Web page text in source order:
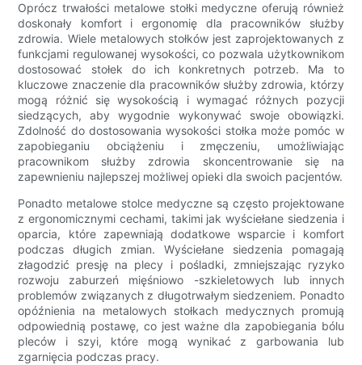
Oprócz trwałości metalowe stołki medyczne oferują również
doskonały komfort i ergonomię dla pracowników służby
zdrowia. Wiele metalowych stołków jest zaprojektowanych z
funkcjami regulowanej wysokości, co pozwala użytkownikom
dostosować stołek do ich konkretnych potrzeb. Ma to
kluczowe znaczenie dla pracowników służby zdrowia, którzy
mogą różnić się wysokością i wymagać różnych pozycji
siedzących, aby wygodnie wykonywać swoje obowiązki.
Zdolność do dostosowania wysokości stołka może pomóc w
zapobieganiu obciążeniu i zmęczeniu, umożliwiając
pracownikom służby zdrowia skoncentrowanie się na
zapewnieniu najlepszej możliwej opieki dla swoich pacjentów.
Ponadto metalowe stolce medyczne są często projektowane
z ergonomicznymi cechami, takimi jak wyściełane siedzenia i
oparcia, które zapewniają dodatkowe wsparcie i komfort
podczas długich zmian. Wyściełane siedzenia pomagają
złagodzić presję na plecy i pośladki, zmniejszając ryzyko
rozwoju zaburzeń mięśniowo -szkieletowych lub innych
problemów związanych z długotrwałym siedzeniem. Ponadto
opóźnienia na metalowych stołkach medycznych promują
odpowiednią postawę, co jest ważne dla zapobiegania bólu
pleców i szyi, które mogą wynikać z garbowania lub
zgarnięcia podczas pracy.